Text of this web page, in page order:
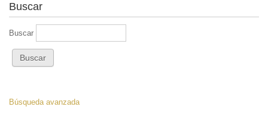
Buscar
Buscar
Búsqueda avanzada